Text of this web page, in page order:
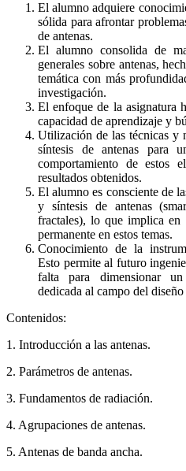
El alumno adquiere
sólida para afrontar
de antenas.
El alumno consolida de
generales sobre antenas,
temática con más
investigación.
El enfoque de la asignatura
capacidad de aprendizaje y
Utilización de las técnicas y
síntesis de antenas para
comportamiento de estos
resultados obtenidos.
El alumno es consciente de
y síntesis de antenas
fractales), lo que implica
permanente en estos temas.
Conocimiento de la
Esto permite al futuro
falta para dimensionar
dedicada al campo del diseño
Contenidos:
1. Introducción a las antenas.
2. Parámetros de antenas.
3. Fundamentos de radiación.
4. Agrupaciones de antenas.
5. Antenas de banda ancha.